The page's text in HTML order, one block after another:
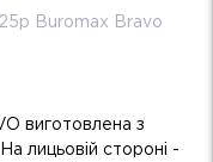
Buromax Bravo
виготовлена з
лицьовій стороні -